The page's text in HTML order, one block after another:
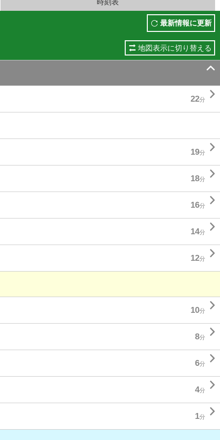
時刻表
最新情報に更新
地図表示に切り替える

22分 
19分 
18分 
16分 
14分 
12分 
10分 
8分 
6分 
4分 
1分 